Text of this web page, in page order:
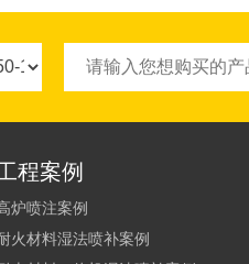
程案例
炉喷注案例
火材料湿法喷补案例